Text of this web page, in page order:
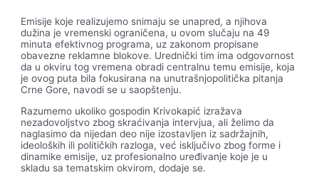
Emisije koje realizujemo snimaju se unapred, a njihova
dužina je vremenski ograničena, u ovom slučaju na 49
minuta efektivnog programa, uz zakonom propisane
obavezne reklamne blokove. Urednički tim ima odgovornost
da u okviru tog vremena obradi centralnu temu emisije, koja
je ovog puta bila fokusirana na unutrašnjopolitička pitanja
Crne Gore, navodi se u saopštenju.
Razumemo ukoliko gospodin Krivokapić izražava
nezadovoljstvo zbog skraćivanja intervjua, ali želimo da
naglasimo da nijedan deo nije izostavljen iz sadržajnih,
ideoloških ili političkih razloga, već isključivo zbog forme i
dinamike emisije, uz profesionalno uređivanje koje je u
skladu sa tematskim okvirom, dodaje se.